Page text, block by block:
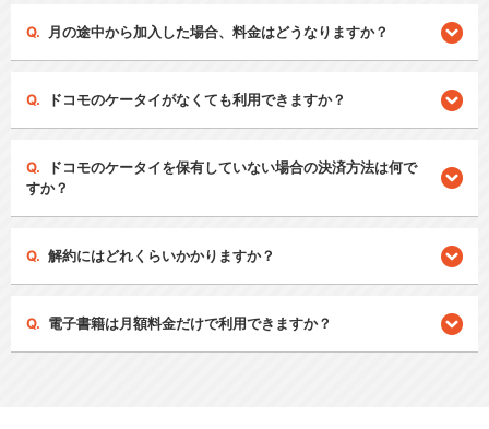
月の途中から加入した場合、料金はどうなりますか？
ドコモのケータイがなくても利用できますか？
ドコモのケータイを保有していない場合の決済方法は何で
すか？
解約にはどれくらいかかりますか？
電子書籍は月額料金だけで利用できますか？